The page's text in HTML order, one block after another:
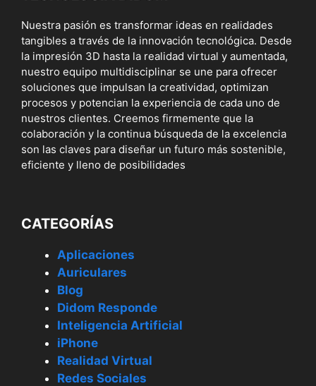
Nuestra pasión es transformar ideas en realidades
tangibles a través de la innovación tecnológica. Desde
la impresión 3D hasta la realidad virtual y aumentada,
nuestro equipo multidisciplinar se une para ofrecer
soluciones que impulsan la creatividad, optimizan
procesos y potencian la experiencia de cada uno de
nuestros clientes. Creemos firmemente que la
colaboración y la continua búsqueda de la excelencia
son las claves para diseñar un futuro más sostenible,
eficiente y lleno de posibilidades
CATEGORÍAS
Aplicaciones
Auriculares
Blog
Didom Responde
Inteligencia Artificial
iPhone
Realidad Virtual
Redes Sociales